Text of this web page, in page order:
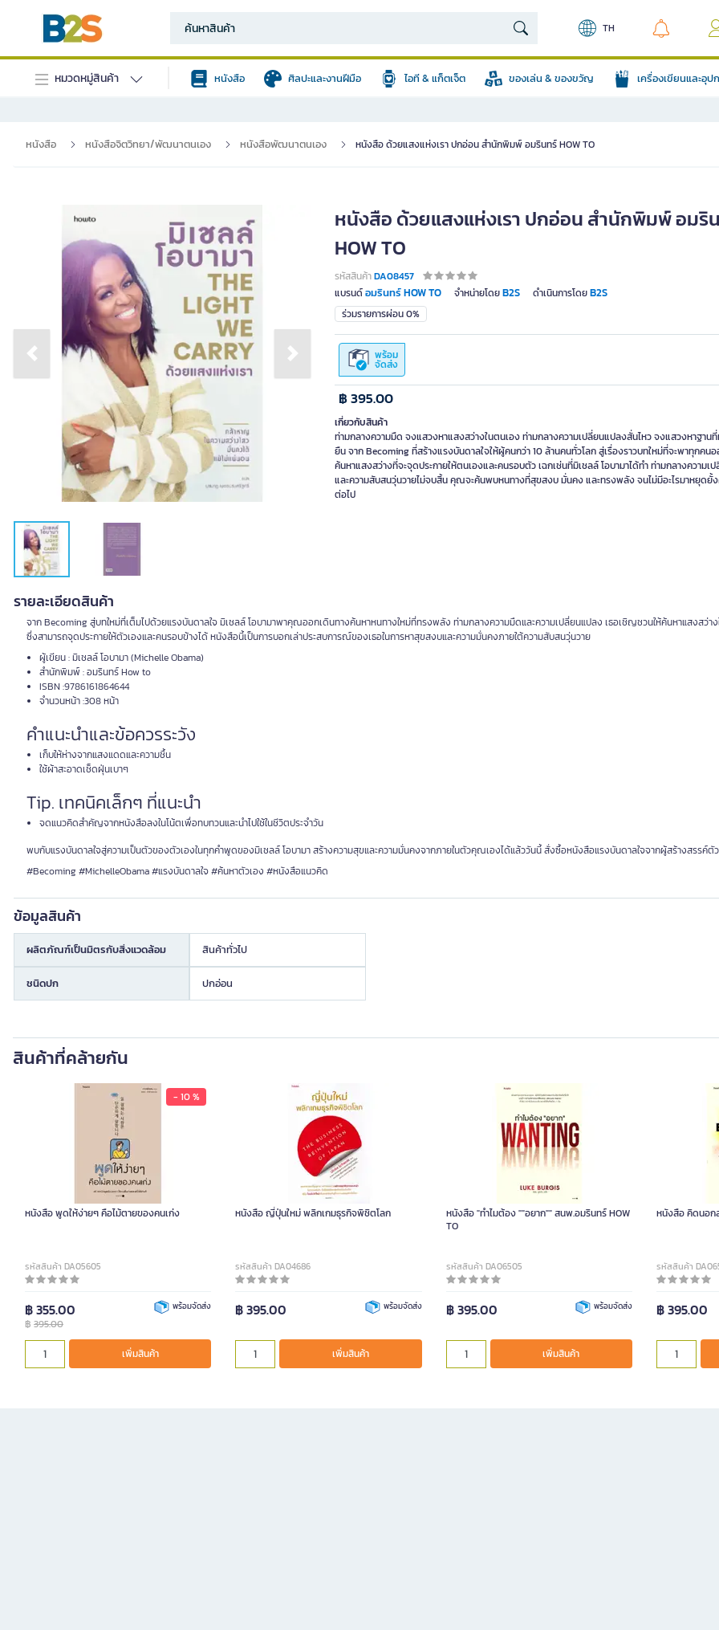
TH
หมวดหมู่สินค้า หนังสือ ศิลปะและงานฝีมือ ไอที & แก็ตเจ็ต ของเล่น & ของขวัญ เครื่องเขียนและอุ
หนังสือ หนังสือจิตวิทยา/พัฒนาตนเอง หนังสือพัฒนาตนเอง หนังสือ ด้วยแสงแห่งเรา ปกอ่อน สำนักพิมพ์ อมรินทร์ HOW TO
Previous slide Next slide
หนังสือ ด้วยแสงแห่งเรา ปกอ่อน สำนักพิมพ์ อมริ
HOW TO
รหัสสินค้าDA08457
แบรนด์อมรินทร์ HOW TO จำหน่ายโดยB2S ดำเนินการโดยB2S
ร่วมรายการผ่อน 0%
พร้อม
จัดส่ง
฿ 395.00
เกี่ยวกับสินค้า
ท่ามกลางความมืด จงแสวงหาแสงสว่างในตนเอง ท่ามกลางความเปลี่ยนแปลงสั่นไหว จงแสวงหาฐาน
ยืน จาก Becoming ที่สร้างแรงบันดาลใจให้ผู้คนกว่า 10 ล้านคนทั่วโลก สู่เรื่องราวบทใหม่ที่จะพาทุกคน
ค้นหาแสงสว่างที่จะจุดประกายให้ตนเองและคนรอบตัว เฉกเช่นที่มิเชลล์ โอบามาได้ทำ ท่ามกลางความเ
และความสับสนวุ่นวายไม่จบสิ้น คุณจะค้นพบหนทางที่สุขสงบ มั่นคง และทรงพลัง จนไม่มีอะไรมาหยุด
ต่อไป
รายละเอียดสินค้า
จาก Becoming สู่บทใหม่ที่เต็มไปด้วยแรงบันดาลใจ มิเชลล์ โอบามาพาคุณออกเดินทางค้นหาหนทางใหม่ที่ทรงพลัง ท่ามกลางความมืดและความเปลี่ยนแปลง เธอเชิญชวนให้ค้นหาแสงสว่าง
ซึ่งสามารถจุดประกายให้ตัวเองและคนรอบข้างได้ หนังสือนี้เป็นการบอกเล่าประสบการณ์ของเธอในการหาสุขสงบและความมั่นคงภายใต้ความสับสนวุ่นวาย
ผู้เขียน : มิเชลล์ โอบามา (Michelle Obama)
สำนักพิมพ์ : อมรินทร์ How to
ISBN :9786161864644
จำนวนหน้า :308 หน้า
คำแนะนำและข้อควรระวัง
เก็บให้ห่างจากแสงแดดและความชื้น
ใช้ผ้าสะอาดเช็ดฝุ่นเบาๆ
Tip. เทคนิคเล็กๆ ที่แนะนำ
จดแนวคิดสำคัญจากหนังสือลงในโน้ตเพื่อทบทวนและนำไปใช้ในชีวิตประจำวัน
พบกับแรงบันดาลใจสู่ความเป็นตัวของตัวเองในทุกคำพูดของมิเชลล์ โอบามา สร้างความสุขและความมั่นคงจากภายในตัวคุณเองได้แล้ววันนี้ สั่งซื้อหนังสือแรงบันดาลใจจากผู้สร้างสรรค์ตั
#Becoming #MichelleObama #แรงบันดาลใจ #ค้นหาตัวเอง #หนังสือแนวคิด
ข้อมูลสินค้า
ผลิตภัณฑ์เป็นมิตรกับสิ่งแวดล้อม สินค้าทั่วไป
ชนิดปก ปกอ่อน
สินค้าที่คล้ายกัน
- 10 %
หนังสือ พูดให้ง่ายๆ คือไม้ตายของคนเก่ง
รหัสสินค้า DA05605
฿ 355.00
฿ 395.00
พร้อมจัดส่ง
เพิ่มสินค้า
หนังสือ ญี่ปุ่นใหม่ พลิกเกมธุรกิจพิชิตโลก
รหัสสินค้า DA04686
฿ 395.00 พร้อมจัดส่ง
เพิ่มสินค้า
หนังสือ "ทำไมต้อง ""อยาก"" สนพ.อมรินทร์ HOW
TO
รหัสสินค้า DA06505
฿ 395.00 พร้อมจัดส่ง
เพิ่มสินค้า
หนังสือ คิดนอก
รหัสสินค้า
฿ 395.00